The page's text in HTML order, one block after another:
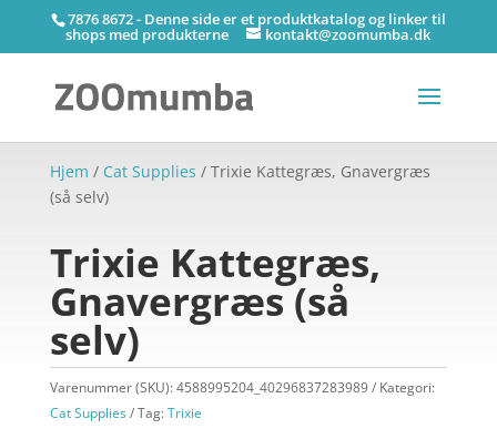
7876 8672 - Denne side er et produktkatalog og linker til
shops med produkterne kontakt@zoomumba.dk
Hjem / Cat Supplies / Trixie Kattegræs, Gnavergræs
(så selv)
Trixie Kattegræs,
Gnavergræs (så
selv)
Varenummer (SKU):4588995204_40296837283989
Kategori:
Cat Supplies
Tag:Trixie